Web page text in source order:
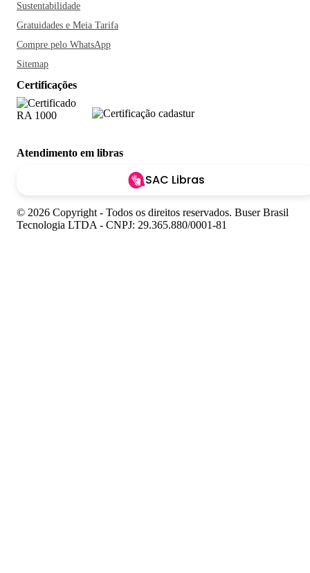
Sustentabilidade
Gratuidades e Meia Tarifa
Compre pelo WhatsApp
Sitemap
Certificações
Atendimento em libras
SAC Libras
© 2026 Copyright - Todos os direitos reservados. Buser Brasil
Tecnologia LTDA - CNPJ: 29.365.880/0001-81